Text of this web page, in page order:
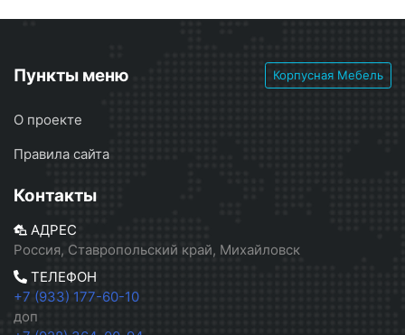
Пункты меню Корпусная Мебель
О проекте
Правила сайта
Контакты
АДРЕС
Россия, Ставропольский край, Михайловск
ТЕЛЕФОН
+7 (933) 177-60-10
доп